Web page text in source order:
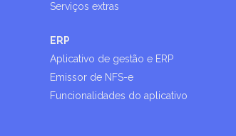
Serviços extras
ERP
Aplicativo de gestão e ERP
Emissor de NFS-e
Funcionalidades do aplicativo